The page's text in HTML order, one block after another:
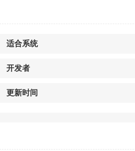
适合系统
开发者
更新时间